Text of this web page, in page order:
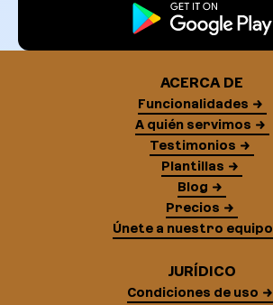
ACERCA DE
Funcionalidades
A quién servimos
Testimonios
Plantillas
Blog
Precios
Únete a nuestro equipo
JURÍDICO
Condiciones de uso